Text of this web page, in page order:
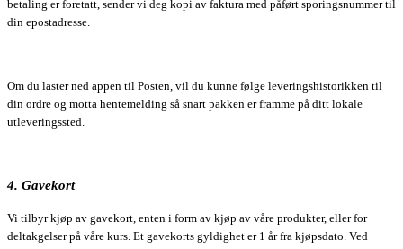
betaling er foretatt, sender vi deg kopi av faktura med påført sporingsnummer til
din epostadresse.
Om du laster ned appen til Posten, vil du kunne følge leveringshistorikken til
din ordre og motta hentemelding så snart pakken er framme på ditt lokale
utleveringssted.
4. Gavekort
Vi tilbyr kjøp av gavekort, enten i form av kjøp av våre produkter, eller for
deltakgelser på våre kurs. Et gavekorts gyldighet er 1 år fra kjøpsdato. Ved